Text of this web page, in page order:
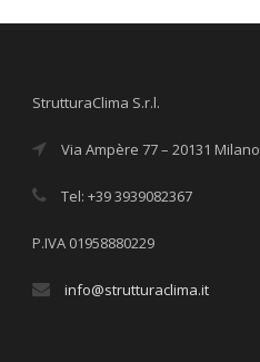
StrutturaClima S.r.l.
Via Ampère 77 – 20131 Milano
Tel: +39 3939082367
P.IVA 01958880229
info@strutturaclima.it